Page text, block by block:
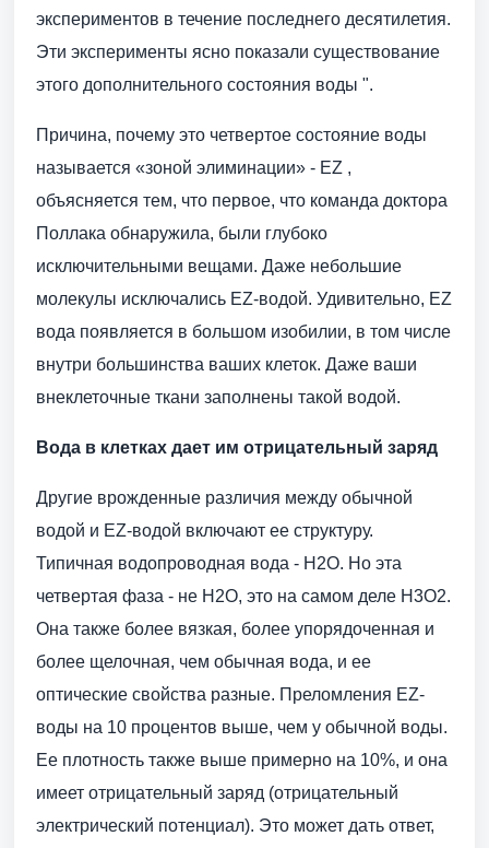
экспериментов в течение последнего десятилетия.
Эти эксперименты ясно показали существование
этого дополнительного состояния воды ".
Причина, почему это четвертое состояние воды
называется «зоной элиминации» - EZ ,
объясняется тем, что первое, что команда доктора
Поллака обнаружила, были глубоко
исключительными вещами. Даже небольшие
молекулы исключались EZ-водой. Удивительно, EZ
вода появляется в большом изобилии, в том числе
внутри большинства ваших клеток. Даже ваши
внеклеточные ткани заполнены такой водой.
Вода в клетках дает им отрицательный заряд
Другие врожденные различия между обычной
водой и EZ-водой включают ее структуру.
Типичная водопроводная вода - H2O. Но эта
четвертая фаза - не H2O, это на самом деле H3O2.
Она также более вязкая, более упорядоченная и
более щелочная, чем обычная вода, и ее
оптические свойства разные. Преломления EZ-
воды на 10 процентов выше, чем у обычной воды.
Ее плотность также выше примерно на 10%, и она
имеет отрицательный заряд (отрицательный
электрический потенциал). Это может дать ответ,